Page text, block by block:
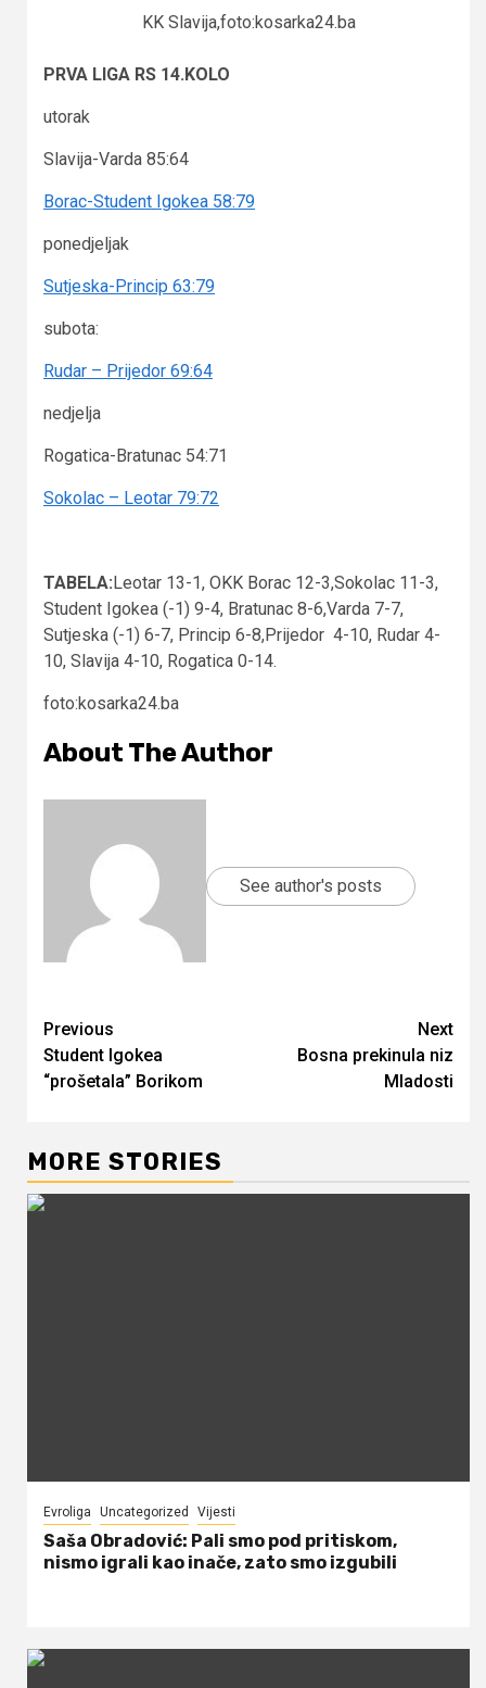
KK Slavija,foto:kosarka24.ba
PRVA LIGA RS 14.KOLO
utorak
Slavija-Varda 85:64
Borac-Student Igokea 58:79
ponedjeljak
Sutjeska-Princip 63:79
subota:
Rudar – Prijedor 69:64
nedjelja
Rogatica-Bratunac 54:71
Sokolac – Leotar 79:72
TABELA: Leotar 13-1, OKK Borac 12-3,Sokolac 11-3,
Student Igokea (-1) 9-4, Bratunac 8-6,Varda 7-7,
Sutjeska (-1) 6-7, Princip 6-8,Prijedor 4-10, Rudar 4-
10, Slavija 4-10, Rogatica 0-14.
foto:kosarka24.ba
About The Author
See author's posts
Continue
Reading
Previous
Student Igokea
“prošetala” Borikom
Next
Bosna prekinula niz
Mladosti
MORE STORIES
Evroliga Uncategorized Vijesti
Saša Obradović: Pali smo pod pritiskom,
nismo igrali kao inače, zato smo izgubili